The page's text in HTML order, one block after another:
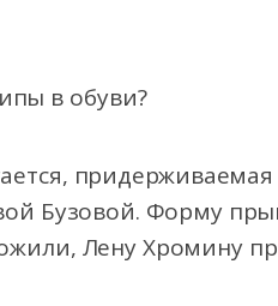
в обуви?
Бузовой. Форму
Лену Хромину